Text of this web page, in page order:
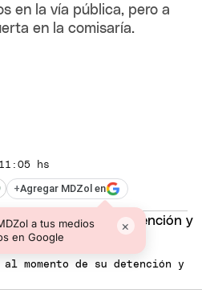
en la vía pública, pero a
en la comisaría.
hs
+Agregar MDZol en
a tus medios
en Google
×
momento de su detención y